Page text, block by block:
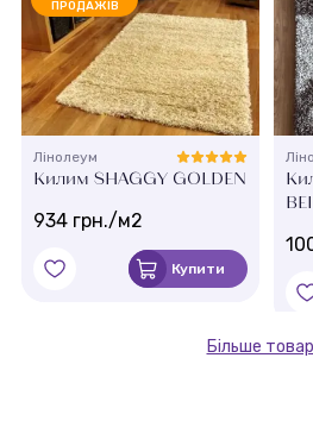
ПРОДАЖІВ
Лінолеум
Килим SHAGGY GOLDEN
934 грн./м2
Купити
Більше